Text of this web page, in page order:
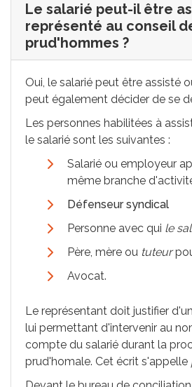
Le salarié peut-il être
représenté au conseil
prud'hommes ?
Oui, le salarié peut être assisté
peut également décider de se
Les personnes habilitées à
le salarié sont les suivantes :
Salarié ou employeur
même branche
Défenseur syndical
Personne avec qui le
Père, mère ou tuteur
Avocat.
Le représentant doit justifier
lui permettant d'intervenir au
compte du salarié durant la
prud'homale. Cet écrit s'appelle